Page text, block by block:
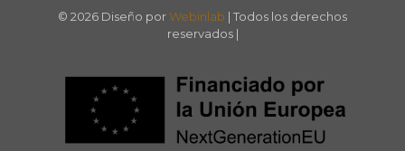
© 2026 Diseño por Webinlab | Todos los derechos
reservados |